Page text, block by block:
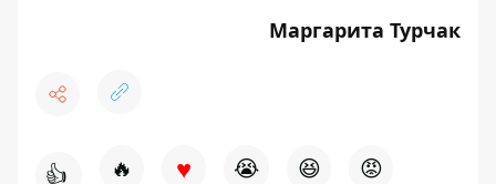
Маргарита Турчак
👍 🔥 ♥ 😭 😆 😡